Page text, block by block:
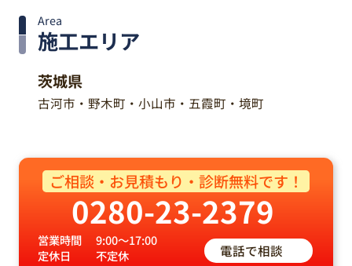
施工エリア
Area
茨城県
古河市・野木町・小山市・五霞町・境町
ご相談・お見積もり・診断無料です！
0280-23-2379
営業時間
9:00～17:00
定休日
不定休 電話で相談